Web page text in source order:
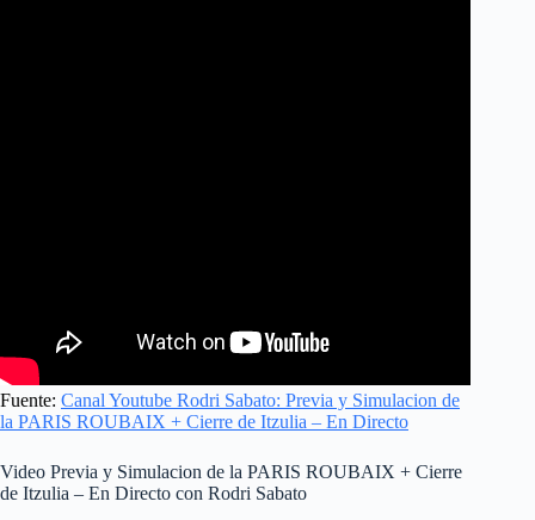
Fuente: Canal Youtube Rodri Sabato: Previa y Simulacion de
la PARIS ROUBAIX + Cierre de Itzulia – En Directo
Video Previa y Simulacion de la PARIS ROUBAIX + Cierre
de Itzulia – En Directo con Rodri Sabato